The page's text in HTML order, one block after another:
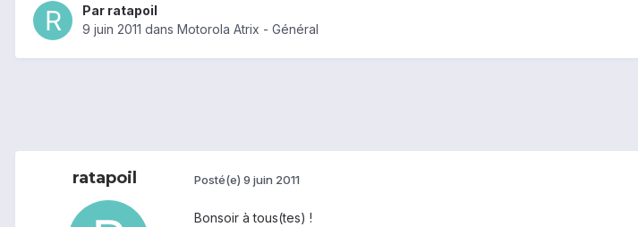
Par ratapoil
9 juin 2011 dans Motorola Atrix - Général
ratapoil Posté(e) 9 juin 2011
Bonsoir à tous(tes) !